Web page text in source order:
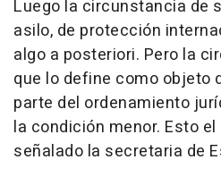
Luego la circunstancia de
asilo, de protección
algo a posteriori. Pero la
que lo define como objeto
parte del ordenamiento
la condición menor. Esto
señalado la secretaria de